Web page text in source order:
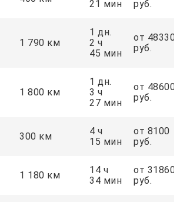
21 мин
руб.
1 790 км
1 дн.
2 ч
45 мин
от 48330
руб.
1 800 км
1 дн.
3 ч
27 мин
от 48600
руб.
300 км
4 ч
15 мин
от 8100
руб.
1 180 км
14 ч
34 мин
от 31860
руб.